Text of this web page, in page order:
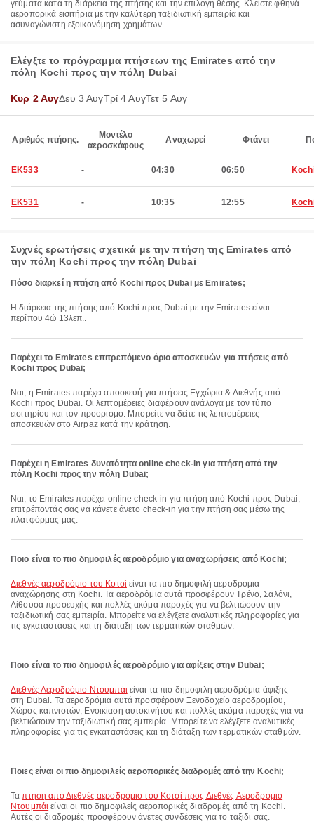
γεύματα κατά τη διάρκεια της πτήσης και την επιλογή θέσης. Κλείστε φθηνά
αεροπορικά εισιτήρια με την καλύτερη ταξιδιωτική εμπειρία και
ασυναγώνιστη εξοικονόμηση χρημάτων.
Ελέγξτε το πρόγραμμα πτήσεων της Emirates από την
πόλη Kochi προς την πόλη Dubai
Κυρ 2 ΑυγΔευ 3 ΑυγΤρί 4 ΑυγΤετ 5 Αυγ
Αριθμός πτήσης.
Μοντέλο
αεροσκάφους
Αναχωρεί Φτάνει
EK533 - 04:30 06:50
EK531 - 10:35 12:55
Συχνές ερωτήσεις σχετικά με την πτήση της Emirates από
την πόλη Kochi προς την πόλη Dubai
Πόσο διαρκεί η πτήση από Kochi προς Dubai με Emirates;
Η διάρκεια της πτήσης από Kochi προς Dubai με την Emirates είναι
περίπου 4ώ 13λεπ..
Παρέχει το Emirates επιτρεπόμενο όριο αποσκευών για πτήσεις από
Kochi προς Dubai;
Ναι, η Emirates παρέχει αποσκευή για πτήσεις Εγχώρια & Διεθνής από
Kochi προς Dubai. Οι λεπτομέρειες διαφέρουν ανάλογα με τον τύπο
εισιτηρίου και τον προορισμό. Μπορείτε να δείτε τις λεπτομέρειες
αποσκευών στο Airpaz κατά την κράτηση.
Παρέχει η Emirates δυνατότητα online check-in για πτήση από την
πόλη Kochi προς την πόλη Dubai;
Ναι, το Emirates παρέχει online check-in για πτήση από Kochi προς Dubai,
επιτρέποντάς σας να κάνετε άνετο check-in για την πτήση σας μέσω της
πλατφόρμας μας.
Ποιο είναι το πιο δημοφιλές αεροδρόμιο για αναχωρήσεις από Kochi;
Διεθνές αεροδρόμιο του Κοτσί είναι τα πιο δημοφιλή αεροδρόμια
αναχώρησης στη Kochi. Τα αεροδρόμια αυτά προσφέρουν Τρένο, Σαλόνι,
Αίθουσα προσευχής και πολλές ακόμα παροχές για να βελτιώσουν την
ταξιδιωτική σας εμπειρία. Μπορείτε να ελέγξετε αναλυτικές πληροφορίες για
τις εγκαταστάσεις και τη διάταξη των τερματικών σταθμών.
Ποιο είναι το πιο δημοφιλές αεροδρόμιο για αφίξεις στην Dubai;
Διεθνές Αεροδρόμιο Ντουμπάι είναι τα πιο δημοφιλή αεροδρόμια άφιξης
στη Dubai. Τα αεροδρόμια αυτά προσφέρουν Ξενοδοχείο αεροδρομίου,
Χώρος καπνιστών, Ενοικίαση αυτοκινήτου και πολλές ακόμα παροχές για να
βελτιώσουν την ταξιδιωτική σας εμπειρία. Μπορείτε να ελέγξετε αναλυτικές
πληροφορίες για τις εγκαταστάσεις και τη διάταξη των τερματικών σταθμών.
Ποιες είναι οι πιο δημοφιλείς αεροπορικές διαδρομές από την Kochi;
Ταπτήση από Διεθνές αεροδρόμιο του Κοτσί προς Διεθνές Αεροδρόμιο
Ντουμπάι είναι οι πιο δημοφιλείς αεροπορικές διαδρομές από τη Kochi.
Αυτές οι διαδρομές προσφέρουν άνετες συνδέσεις για το ταξίδι σας.